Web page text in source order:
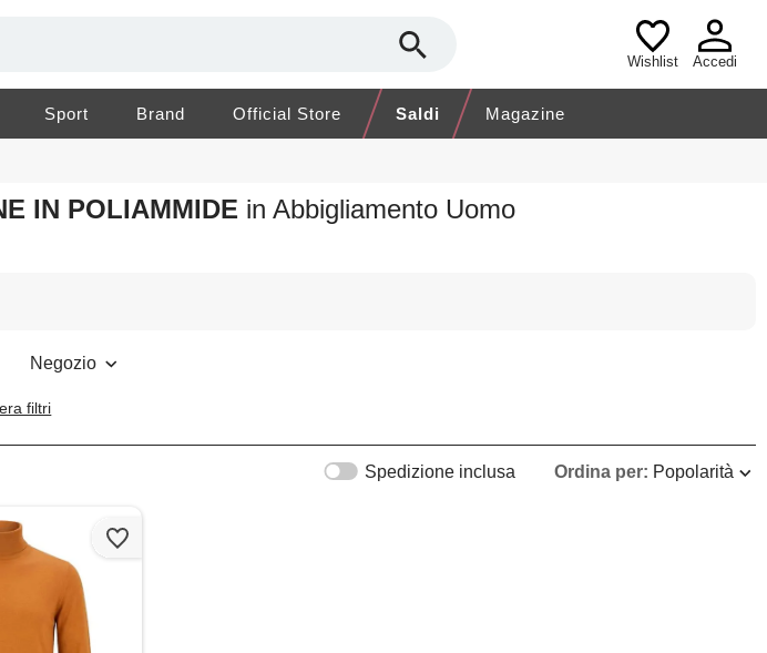
Wishlist Accedi
Sport Brand Official Store Saldi Magazine
IN POLIAMMIDE in Abbigliamento Uomo
Negozio
filtri
Ordina per: Popolarità
Spedizione inclusa